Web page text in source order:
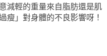
減輕的重量來自脂肪還是肌
瘦」對身體的不良影響呀！